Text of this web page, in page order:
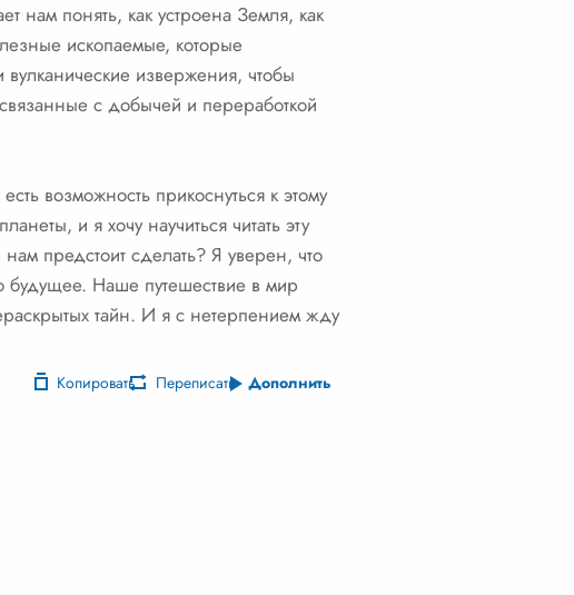
нам понять, как устроена Земля, как
ископаемые, которые
извержения, чтобы
с добычей и переработкой
возможность прикоснуться к этому
и я хочу научиться читать эту
предстоит сделать? Я уверен, что
будущее. Наше путешествие в мир
тайн. И я с нетерпением жду
Копировать Переписать Дополнить